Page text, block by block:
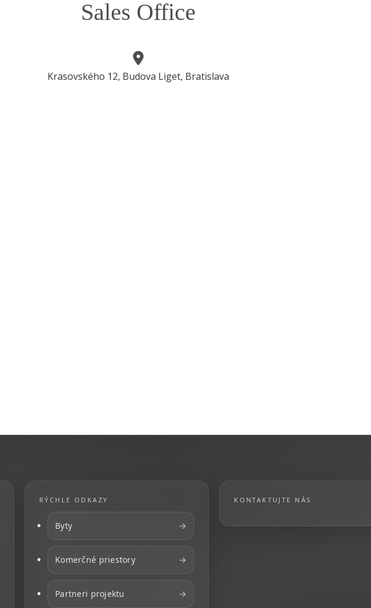
Sales Office
Krasovského 12, Budova Liget, Bratislava
RÝCHLE ODKAZY
Byty →
Komerčné priestory →
Partneri projektu →
KONTAKTUJTE NÁS